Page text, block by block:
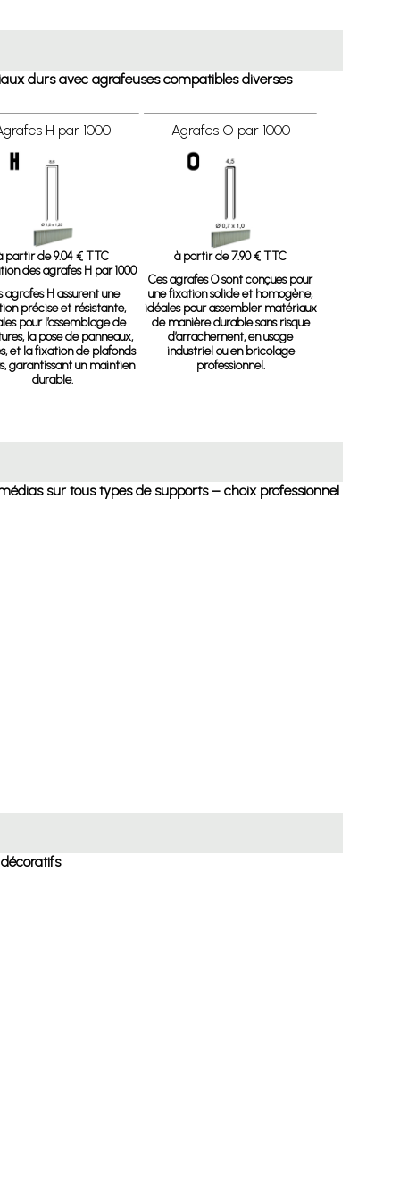
durs avec agrafeuses compatibles diverses
H par 1000
partir de 9.04 € TTC
des agrafes H par 1000
agrafes H assurent une
précise et résistante,
pour l’assemblage de
la pose de panneaux,
et la fixation de plafonds
garantissant un maintien
durable.
Agrafes O par 1000
à partir de 7.90 € TTC
Ces agrafes O sont conçues pour
une fixation solide et homogène,
idéales pour assembler matériaux
de manière durable sans risque
d’arrachement, en usage
industriel ou en bricolage
professionnel.
sur tous types de supports – choix professionnel